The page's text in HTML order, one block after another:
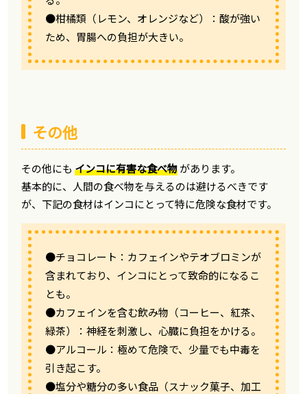
●柑橘類（レモン、オレンジなど）：酸が強い
ため、胃腸への負担が大きい。
その他
その他にもインコに有害な食べ物があります。
基本的に、人間の食べ物を与えるのは避けるべきです
が、下記の食材はインコにとって特に危険な食材です。
●チョコレート：カフェインやテオブロミンが
含まれており、インコにとって致命的になるこ
とも。
●カフェインを含む飲み物（コーヒー、紅茶、
緑茶）：神経を刺激し、心臓に負担をかける。
●アルコール：極めて危険で、少量でも中毒を
引き起こす。
●塩分や糖分の多い食品（スナック菓子、加工